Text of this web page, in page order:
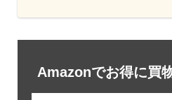
Amazonでお得に買